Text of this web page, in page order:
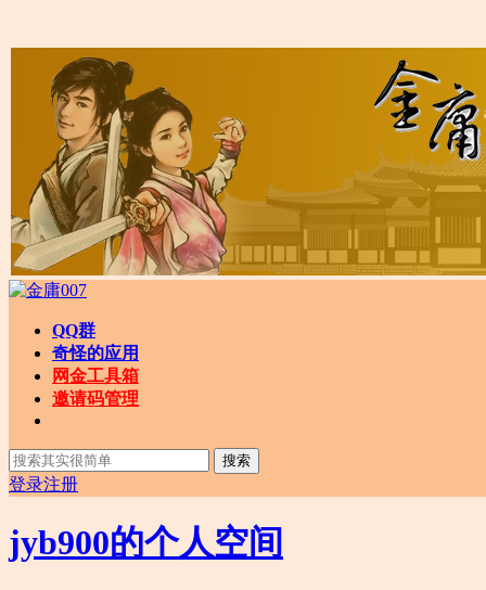
QQ群
奇怪的应用
网金工具箱
邀请码管理
搜索
登录注册
jyb900的个人空间